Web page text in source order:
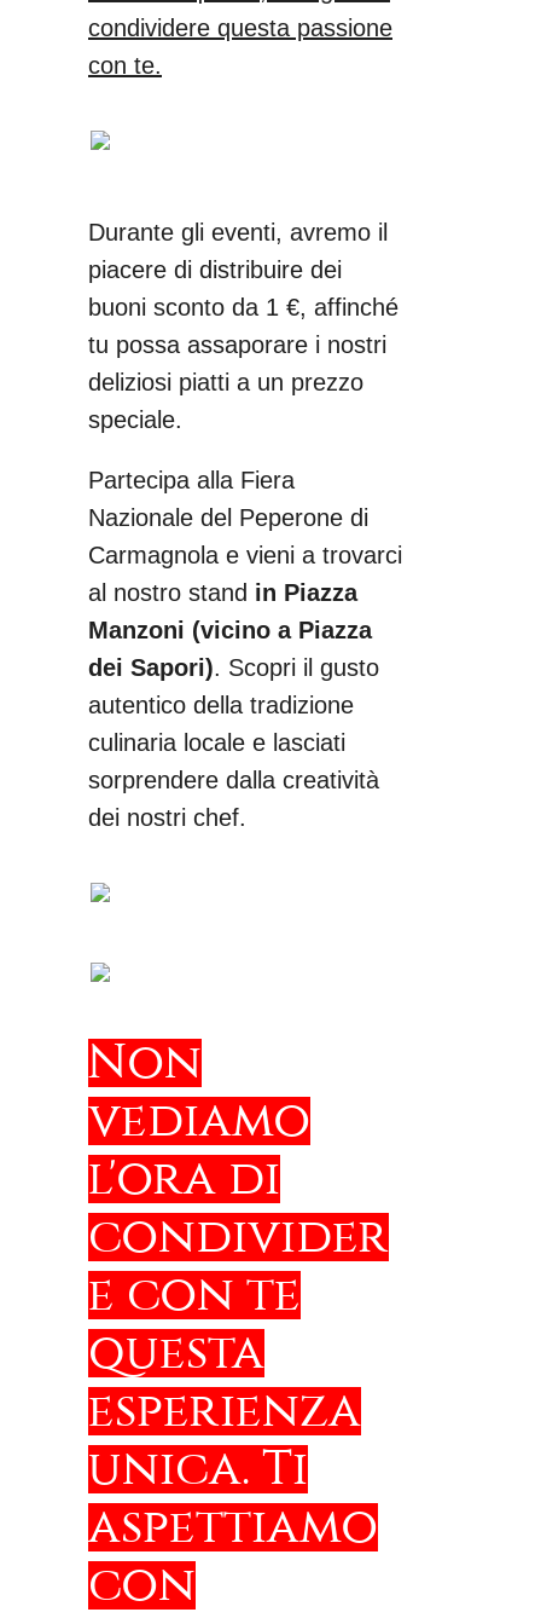
condividere questa passione
con te.
Durante gli eventi, avremo il
piacere di distribuire dei
buoni sconto da 1 €, affinché
tu possa assaporare i nostri
deliziosi piatti a un prezzo
speciale.
Partecipa alla Fiera
Nazionale del Peperone di
Carmagnola e vieni a trovarci
al nostro stand in Piazza
Manzoni (vicino a Piazza
dei Sapori). Scopri il gusto
autentico della tradizione
culinaria locale e lasciati
sorprendere dalla creatività
dei nostri chef.
Non
vediamo
l'ora di
condivider
e con te
questa
esperienza
unica. Ti
aspettiamo
con